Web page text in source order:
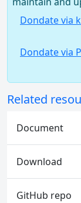
Dondate via
Dondate via
Related
Document
Download
GitHub repo